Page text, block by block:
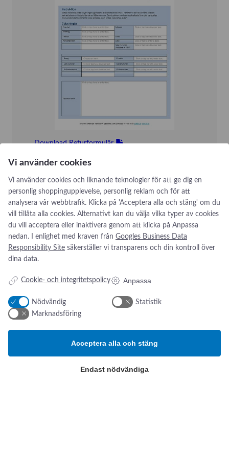
Download Returformulär
Addresse:
Tlf.:+46 (0)31 52 11 40
Email: info@swsverige.se
Om oss
Om oss
ESG-rapport
Patientövervakning och
Vi använder cookies
Vi använder cookies och liknande teknologier för att ge dig en
personlig shoppingupplevelse, personlig reklam och för att
analysera vår webbtrafik. Klicka på 'Acceptera alla och stäng' om du
vill tillåta alla cookies. Alternativt kan du välja vilka typer av cookies
du vill acceptera eller inaktivera genom att klicka på Anpassa
nedan. I enlighet med kraven från Googles Business Data
Responsibility Site säkerställer vi transparens och din kontroll över
dina data.
Cookie- och integritetspolicy Anpassa
Nödvändig
Statistik
Marknadsföring
Endast nödvändiga
Acceptera alla och stäng